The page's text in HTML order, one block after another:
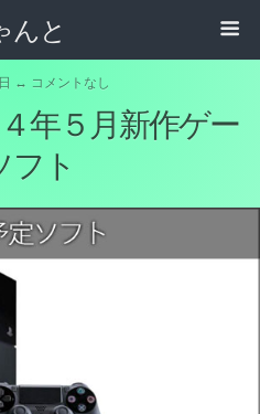
んと
↔ コメントなし
４年５月新作ゲー
フト